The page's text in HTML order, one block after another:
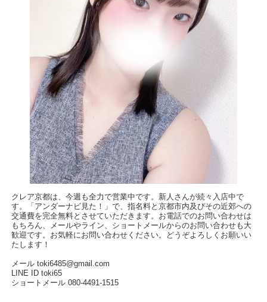
クレア京都は、今週も全力で営業中です。新人さんが続々入店中で
す。「アンダーナビ見た！」で、指名料と京都市内及びその近郊への
交通費を完全無料とさせていただきます。お電話でのお問い合わせは
もちろん、メールやライン、ショートメールからのお問い合わせも大
歓迎です。お気軽にお問い合わせください。どうぞよろしくお願いい
たします！
メール toki6485@gmail.com
LINE ID toki65
ショートメール 080-4491-1515